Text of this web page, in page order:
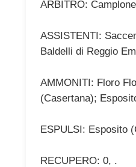
ARBITRO:
ASSISTENTI:
Baldelli di Reggio
AMMONITI: Floro
(Casertana);
ESPULSI: Esposito
RECUPERO: 0, .